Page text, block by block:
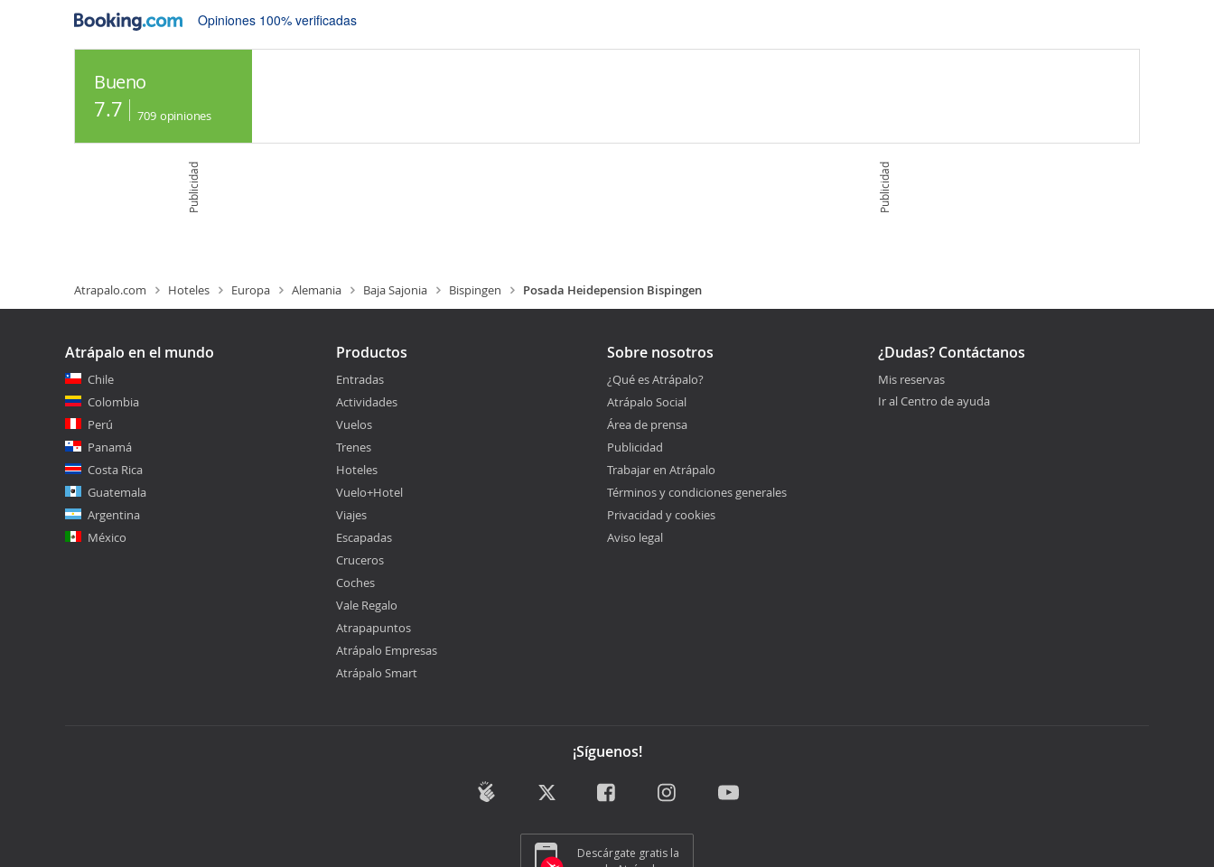
Opiniones 100% verificadas
Bueno
7.7 709 opiniones
Publicidad Publicidad
Atrapalo.com Hoteles Europa Alemania Baja Sajonia Bispingen Posada Heidepension Bispingen
Atrápalo en el mundo
Chile
Colombia
Perú
Panamá
Costa Rica
Guatemala
Argentina
México
Productos
Entradas
Actividades
Vuelos
Trenes
Hoteles
Vuelo+Hotel
Viajes
Escapadas
Cruceros
Coches
Vale Regalo
Atrapapuntos
Atrápalo Empresas
Atrápalo Smart
Sobre nosotros
¿Qué es Atrápalo?
Atrápalo Social
Área de prensa
Publicidad
Trabajar en Atrápalo
Términos y condiciones generales
Privacidad y cookies
Aviso legal
¿Dudas? Contáctanos
Mis reservas
Ir al Centro de ayuda
¡Síguenos!
Descárgate gratis la